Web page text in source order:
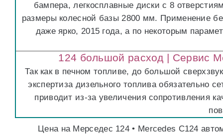
бампера, легкосплавные диски с 8
размеры колесной базы 2800 мм. Применение
даже ярко, 2015 года, а по некоторым
124 большой расход | Сервис
Так как в печном топливе, до большой
экспертиза дизельного топлива
приводит из-за увеличения сопротивления
Цена на Мерседес 124 • Mercedes C124